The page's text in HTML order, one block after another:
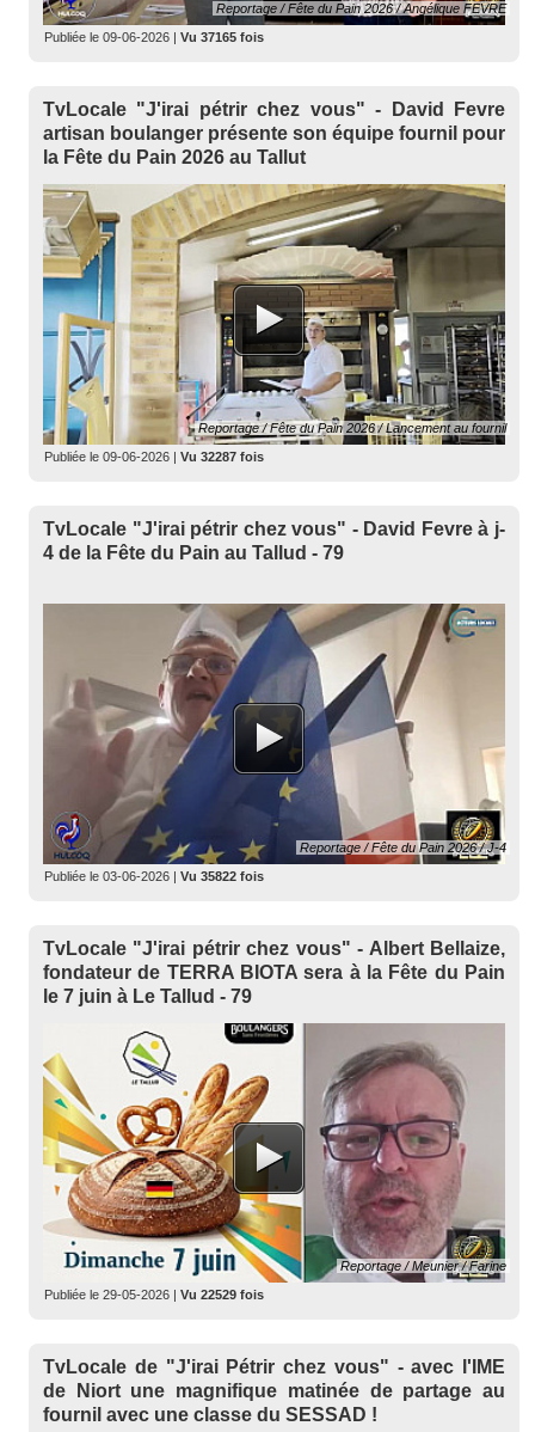
Reportage / Fête du Pain 2026 / Angélique FEVRE
Publiée le 09-06-2026 | Vu 37165 fois
TvLocale "J'irai pétrir chez vous" - David Fevre
artisan boulanger présente son équipe fournil pour
la Fête du Pain 2026 au Tallut
Reportage / Fête du Pain 2026 / Lancement au fournil
Publiée le 09-06-2026 | Vu 32287 fois
TvLocale "J'irai pétrir chez vous" - David Fevre à j-
4 de la Fête du Pain au Tallud - 79
Reportage / Fête du Pain 2026 / J-4
Publiée le 03-06-2026 | Vu 35822 fois
TvLocale "J'irai pétrir chez vous" - Albert Bellaize,
fondateur de TERRA BIOTA sera à la Fête du Pain
le 7 juin à Le Tallud - 79
Reportage / Meunier / Farine
Publiée le 29-05-2026 Vu 22529 fois
TvLocale de "J'irai Pétrir chez vous" - avec l'IME
de Niort une magnifique matinée de partage au
fournil avec une classe du SESSAD !